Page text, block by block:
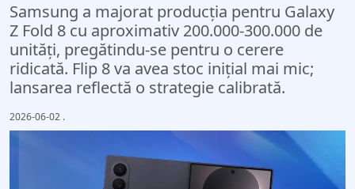
Samsung a majorat producția pentru Galaxy
Z Fold 8 cu aproximativ 200.000-300.000 de
unități, pregătindu-se pentru o cerere
ridicată. Flip 8 va avea stoc inițial mai mic;
lansarea reflectă o strategie calibrată.
2026-06-02 .